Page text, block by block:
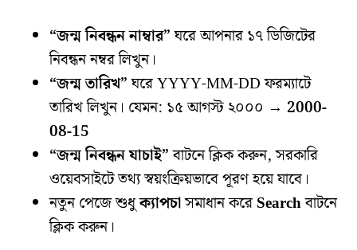
“জন্ম নিবন্ধন নাম্বার”ঘরে আপনার ১৭ ডিজিটের
নিবন্ধন নম্বর লিখুন।
“জন্ম তারিখ”ঘরে YYYY-MM-DD ফরম্যাটে
তারিখ লিখুন। যেমন: ১৫ আগস্ট ২০০০ → 2000-
08-15
“জন্ম নিবন্ধন যাচাই”বাটনে ক্লিক করুন, সরকারি
ওয়েবসাইটে তথ্য স্বয়ংক্রিয়ভাবে পূরণ হয়ে যাবে।
নতুন পেজে শুধুক্যাপচাসমাধান করেSearchবাটনে
ক্লিক করুন।